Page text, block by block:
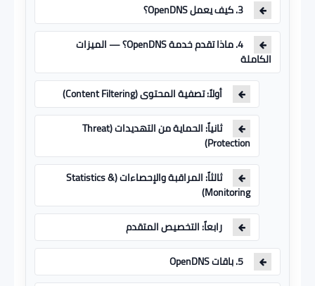
3. كيف يعمل OpenDNS؟
4. ماذا تقدم خدمة OpenDNS؟ — الميزات
الكاملة
أولاً: تصفية المحتوى (Content Filtering)
ثانياً: الحماية من التهديدات (Threat
Protection)
ثالثاً: المراقبة والإحصاءات (Statistics &
Monitoring)
رابعاً: التخصيص المتقدم
5. باقات OpenDNS